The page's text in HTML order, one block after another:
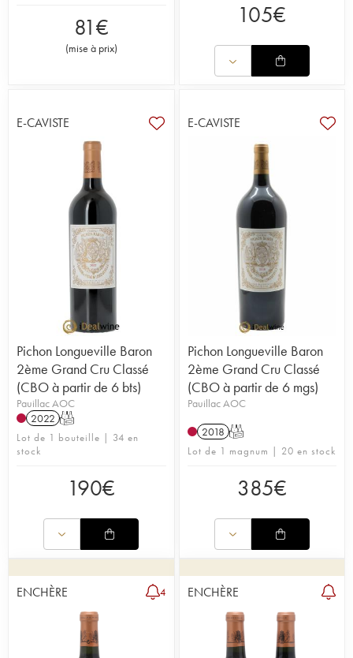
81€
(mise à prix)
105€
E-CAVISTE
Pichon Longueville Baron
2ème Grand Cru Classé
(CBO à partir de 6 bts)
Pauillac AOC
2022 T
Lot de 1 bouteille | 34 en
stock
190€
E-CAVISTE
Pichon Longueville Baron
2ème Grand Cru Classé
(CBO à partir de 6 mgs)
Pauillac AOC
2018 T
Lot de 1 magnum | 20 en stock
385€
ENCHÈRE 4 ENCHÈRE